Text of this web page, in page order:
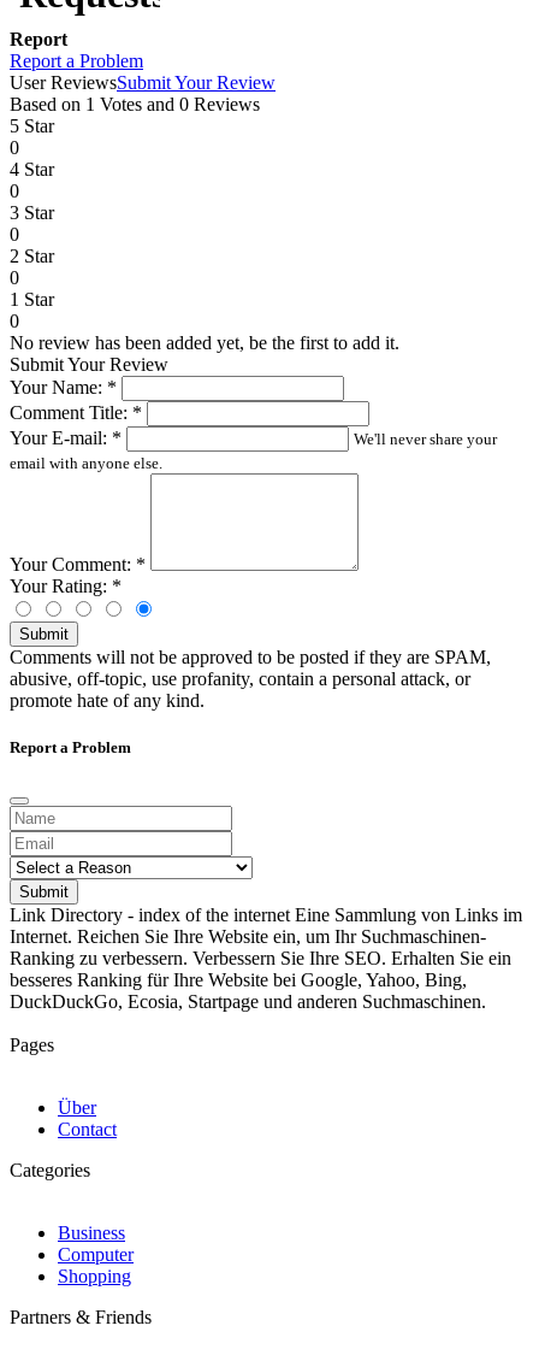
Report
Report a Problem
User ReviewsSubmit Your Review
Based on 1 Votes and 0 Reviews
5 Star
0
4 Star
0
3 Star
0
2 Star
0
1 Star
0
No review has been added yet, be the first to add it.
Submit Your Review
Your Name: *
Comment Title: *
Your E-mail: *
We'll never share your
email with anyone else.
Your Comment: *
Your Rating: *
Submit
Comments will not be approved to be posted if they are SPAM,
abusive, off-topic, use profanity, contain a personal attack, or
promote hate of any kind.
Report a Problem
Submit
Link Directory - index of the internet Eine Sammlung von Links im
Internet. Reichen Sie Ihre Website ein, um Ihr Suchmaschinen-
Ranking zu verbessern. Verbessern Sie Ihre SEO. Erhalten Sie ein
besseres Ranking für Ihre Website bei Google, Yahoo, Bing,
DuckDuckGo, Ecosia, Startpage und anderen Suchmaschinen.
Pages
Über
Contact
Categories
Business
Computer
Shopping
Partners & Friends